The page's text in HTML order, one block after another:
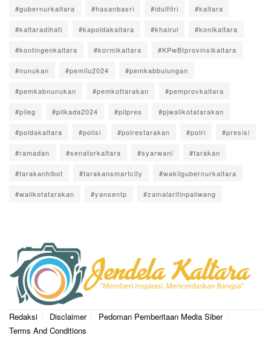
#gubernurkaltara #hasanbasri #idulfitri #kaltara
#kaltaradihati #kapoldakaltara #khairul #konikaltara
#kontingenkaltara #kormikaltara #KPwBIprovinsikaltara
#nunukan #pemilu2024 #pemkabbulungan
#pemkabnunukan #pemkottarakan #pemprovkaltara
#pileg #pilkada2024 #pilpres #pjwalikotatarakan
#poldakaltara #polisi #polrestarakan #polri #presisi
#ramadan #senatorkaltara #syarwani #tarakan
#tarakanhibot #tarakansmartcity #wakilgubernurkaltara
#walikotatarakan #yansentp #zainalarifinpaliwang
Redaksi Disclaimer
Pedoman Pemberitaan Media Siber
Terms And Conditions